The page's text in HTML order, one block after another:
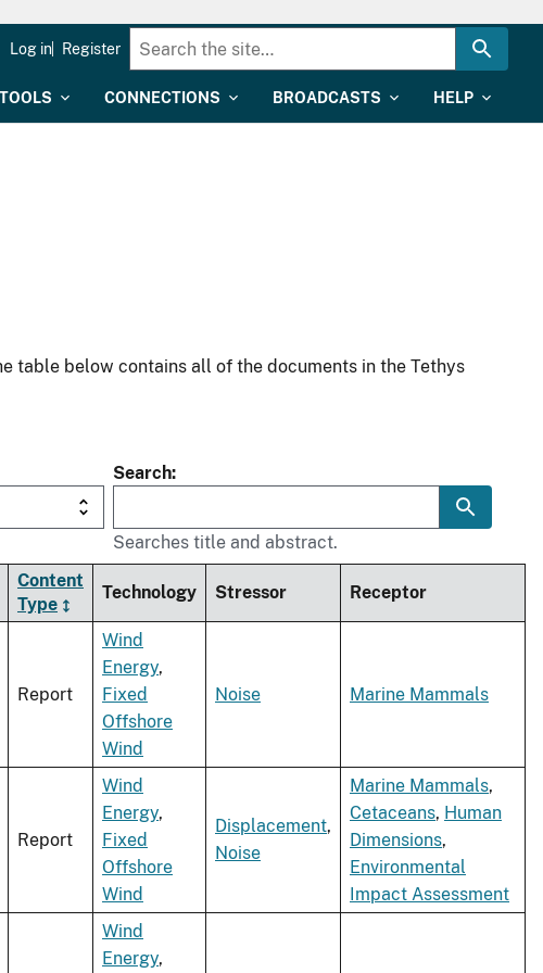
CONNECTIONS BROADCASTS HELP
Log in Register
table below contains all of the documents in the Tethys
Search
Searches title and abstract.
Content
Type
Technology Stressor Receptor
Report
Wind
Energy,
Fixed
Offshore
Wind
Noise Marine Mammals
Report
Wind
Energy,
Fixed
Offshore
Wind
Displacement,
Noise
Marine Mammals,
Cetaceans, Human
Dimensions,
Environmental
Impact Assessment
Wind
Energy,